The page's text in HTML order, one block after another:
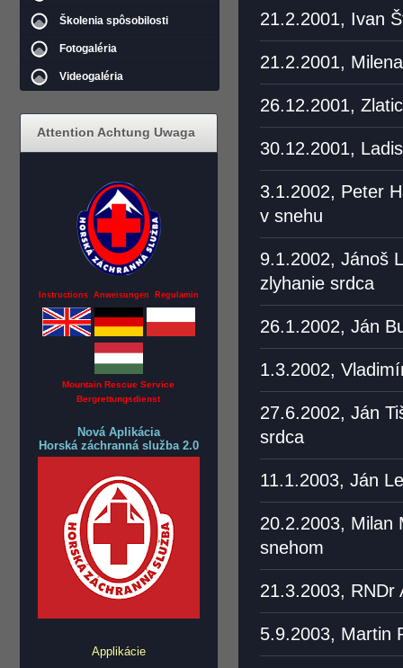
Školenia spôsobilosti
Fotogaléria
Videogaléria
Attention Achtung Uwaga
Instructions Anweisungen Regulamin
Mountain Rescue Service
Bergrettungsdienst
Nová Aplikácia
Horská záchranná služba 2.0
Applikácie
21.2.2001, Ivan
21.2.2001,
26.12.2001,
30.12.2001,
3.1.2002, Peter
v snehu
9.1.2002, Jánoš
zlyhanie srdca
26.1.2002, Ján
1.3.2002,
27.6.2002, Ján
srdca
11.1.2003, Ján
20.2.2003, Milan
snehom
21.3.2003, RNDr
5.9.2003, Martin